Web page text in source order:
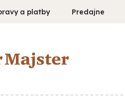
a platby Predajne